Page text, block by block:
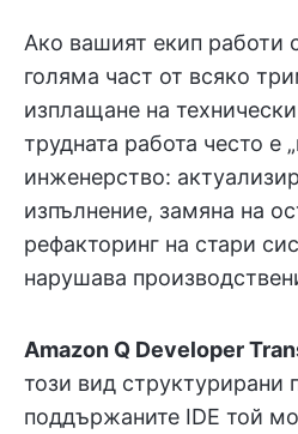
Ако вашият екип работи
голяма част от всяко
изплащане на
трудната работа често е
инженерство:
изпълнение, замяна на
рефакторинг на стари
нарушава
Amazon Q Developer
този вид структурирани
поддържаните IDE той